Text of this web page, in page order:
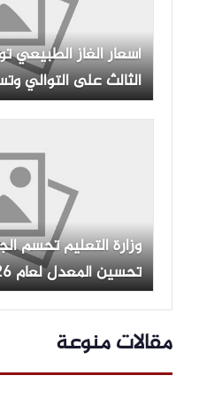
أسعار الغاز الطبيعي
الثالث على التوالي
وزارة التعليم تحسم
الثاني
مقالات منوعة